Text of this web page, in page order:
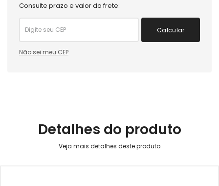
Consulte prazo e valor do frete:
Calcular
Não sei meu CEP
Detalhes do produto